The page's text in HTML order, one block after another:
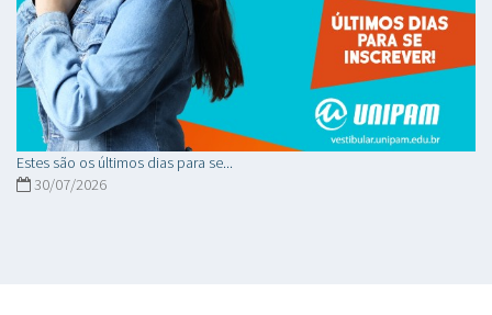
Estes são os últimos dias para se...
30/07/2026